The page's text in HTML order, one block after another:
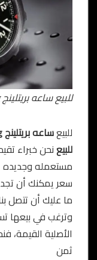
للبيع ساعه بريتلينج Breitling
للبيعساعه بريتلينج Breitling
للبيعنحن خبراء
مستعمله وجديده
سعر يمكنك أن
ما عليك أن تتصل
وترغب في بيعها
الأصلية القيمة،
ثمن